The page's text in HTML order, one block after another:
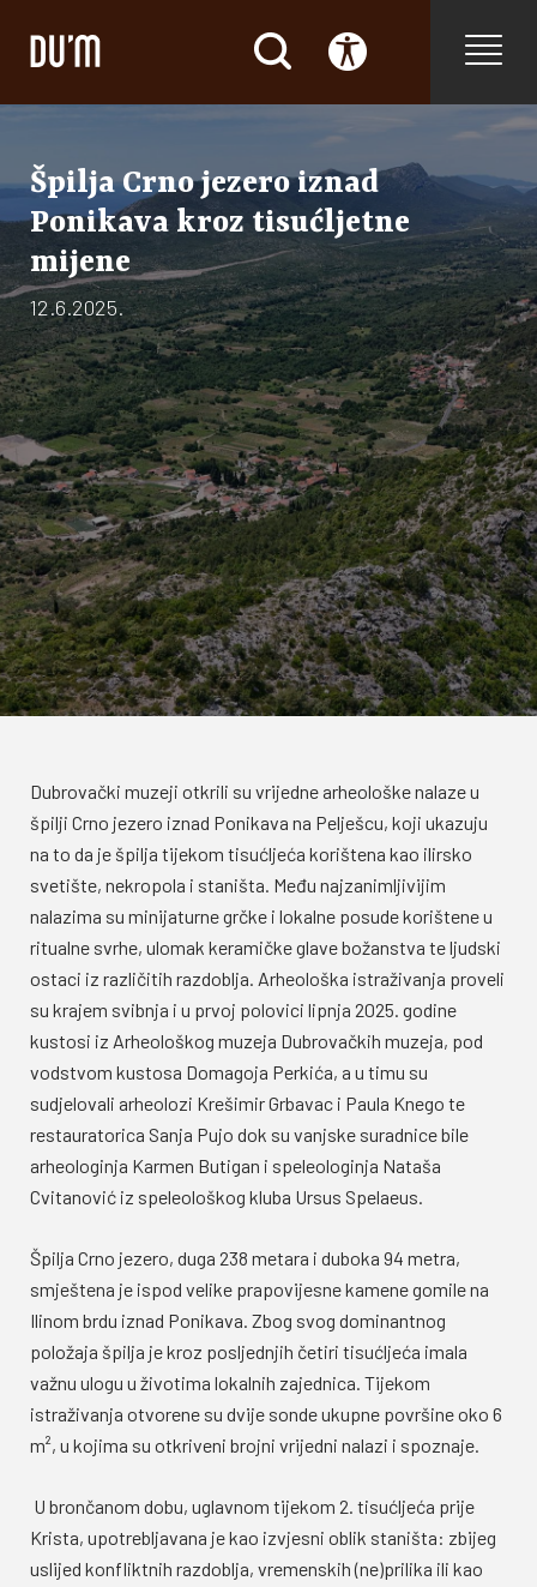
Špilja Crno jezero iznad
Ponikava kroz tisućljetne
mijene
12.6.2025.
Dubrovački muzeji otkrili su vrijedne arheološke nalaze u
špilji Crno jezero iznad Ponikava na Pelješcu, koji ukazuju
na to da je špilja tijekom tisućljeća korištena kao ilirsko
svetište, nekropola i staništa. Među najzanimljivijim
nalazima su minijaturne grčke i lokalne posude korištene u
ritualne svrhe, ulomak keramičke glave božanstva te ljudski
ostaci iz različitih razdoblja. Arheološka istraživanja proveli
su krajem svibnja i u prvoj polovici lipnja 2025. godine
kustosi iz Arheološkog muzeja Dubrovačkih muzeja, pod
vodstvom kustosa Domagoja Perkića, a u timu su
sudjelovali arheolozi Krešimir Grbavac i Paula Knego te
restauratorica Sanja Pujo dok su vanjske suradnice bile
arheologinja Karmen Butigan i speleologinja Nataša
Cvitanović iz speleološkog kluba Ursus Spelaeus.
Špilja Crno jezero, duga 238 metara i duboka 94 metra,
smještena je ispod velike prapovijesne kamene gomile na
Ilinom brdu iznad Ponikava. Zbog svog dominantnog
položaja špilja je kroz posljednjih četiri tisućljeća imala
važnu ulogu u životima lokalnih zajednica. Tijekom
istraživanja otvorene su dvije sonde ukupne površine oko 6
m², u kojima su otkriveni brojni vrijedni nalazi i spoznaje.
U brončanom dobu, uglavnom tijekom 2. tisućljeća prije
Krista, upotrebljavana je kao izvjesni oblik staništa: zbijeg
uslijed konfliktnih razdoblja, vremenskih (ne)prilika ili kao